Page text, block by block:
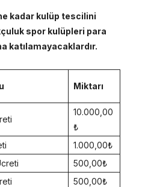
kadar kulüp tescilini
spor kulüpleri para
katılamayacaklardır.
Miktarı
10.000,00
₺
1.000,00₺
500,00₺
500,00₺